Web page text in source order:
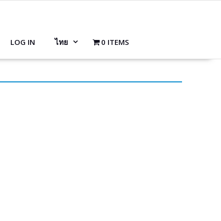
LOG IN ไทย 0 ITEMS